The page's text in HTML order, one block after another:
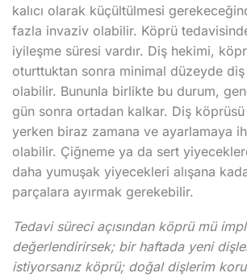
kalıcı olarak küçültülmesi
fazla invaziv olabilir. Köprü
iyileşme süresi vardır. Diş hekimi,
oturttuktan sonra minimal düzeyde diş
olabilir. Bununla birlikte bu durum,
gün sonra ortadan kalkar. Diş
yerken biraz zamana ve ayarlamaya
olabilir. Çiğneme ya da sert
daha yumuşak yiyecekleri alışana
parçalara ayırmak gerekebilir.
Tedavi süreci açısından köprü mü
değerlendirirsek; bir haftada yeni
istiyorsanız köprü; doğal dişlerim